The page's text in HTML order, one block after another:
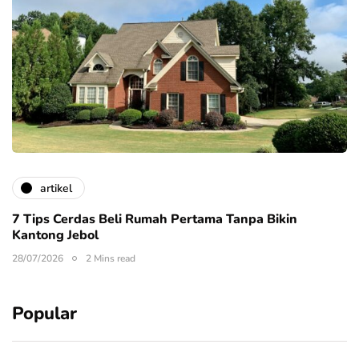
artikel
7 Tips Cerdas Beli Rumah Pertama Tanpa Bikin
Kantong Jebol
28/07/2026 2 Mins read
Popular